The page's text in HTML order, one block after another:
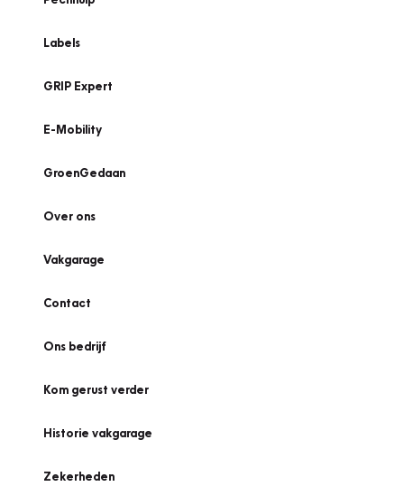
Labels
GRIP Expert
E-Mobility
GroenGedaan
Over ons
Vakgarage
Contact
Ons bedrijf
Kom gerust verder
Historie vakgarage
Zekerheden